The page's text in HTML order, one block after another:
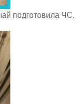
подготовила ЧС.